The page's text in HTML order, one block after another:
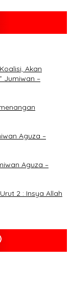
Akan
Jumiwan –
Aguza –
Aguza –
2 : Insya Allah